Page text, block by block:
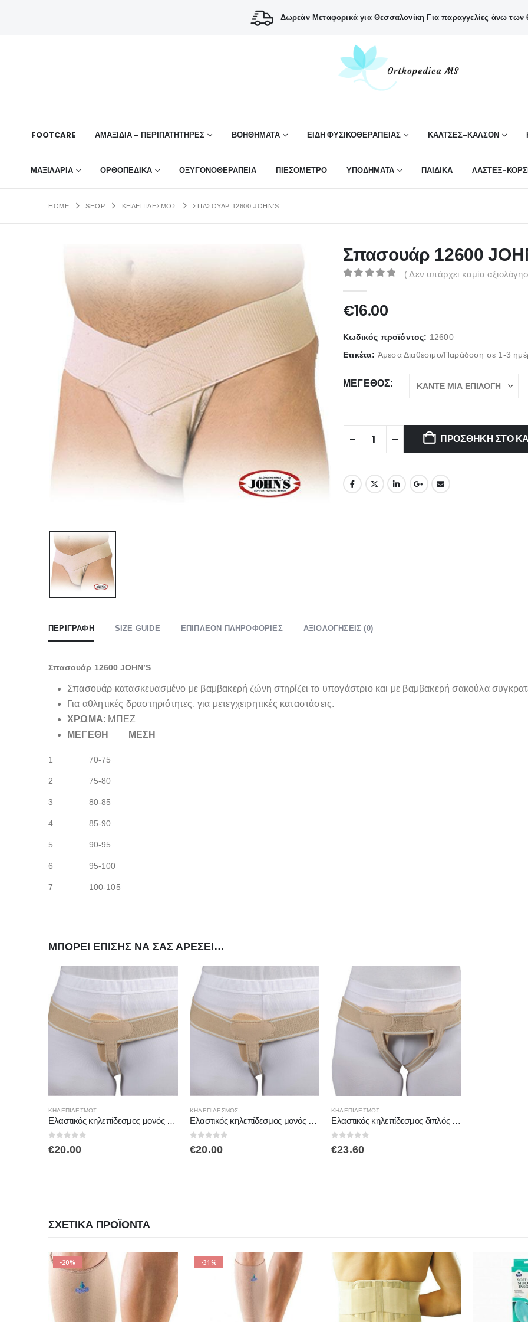
Δωρεάν Μεταφορικά για Θεσσαλονίκη Για παραγγελίες άνω των
FOOTCARE ΑΜΑΞΙΔΙΑ – ΠΕΡΙΠΑΤΗΤΗΡΕΣ ΒΟΗΘΉΜΑΤΑ ΕΙΔΗ ΦΥΣΙΚΟΘΕΡΑΠΕΙΑΣ ΚΑΛΤΣΕΣ-ΚΑΛΣΟΝ
ΜΑΞΙΛΑΡΙΑ ΟΡΘΟΠΕΔΙΚΆ ΟΞΥΓΟΝΟΘΕΡΑΠΕΙΑ ΠΙΕΣΟΜΕΤΡΟ ΥΠΟΔΗΜΑΤΑ ΠΑΙΔΙΚΑ ΛΑΣΤΕΞ-
HOME SHOP ΚΗΛΕΠΙΔΕΣΜΟΣ ΣΠΑΣΟΥΆΡ 12600 JOHN’S
Σπασουάρ 12600
( Δεν υπάρχει καμία
€16.00
Κωδικός προϊόντος: 12600
Ετικέτα: Άμεσα Διαθέσιμο/Παράδοση σε 1-3
ΜΈΓΕΘΟΣ
ΠΡΟΣΘΉΚΗ ΣΤΟ
ΠΕΡΙΓΡΑΦΉ SIZE GUIDE ΕΠΙΠΛΈΟΝ ΠΛΗΡΟΦΟΡΊΕΣ ΑΞΙΟΛΟΓΉΣΕΙΣ (0)
Σπασουάρ 12600 JOHN’S
Σπασουάρ κατασκευασμένο με βαμβακερή ζώνη στηρίζει το υπογάστριο και με βαμβακερή σακούλα
Για αθλητικές δραστηριότητες, για μετεγχειρητικές καταστάσεις.
ΧΡΩΜΑ: ΜΠΕΖ
ΜΕΓΕΘΗ ΜΕΣΗ
1 70-75
2 75-80
3 80-85
4 85-90
5 90-95
6 95-100
7 100-105
ΜΠΟΡΕΊ ΕΠΊΣΗΣ ΝΑ ΣΑΣ ΑΡΈΣΕΙ…
ΚΗΛΕΠΙΔΕΣΜΟΣ
Ελαστικός κηλεπίδεσμος μονός με PAD left MB5000
€20.00
ΚΗΛΕΠΙΔΕΣΜΟΣ
Ελαστικός κηλεπίδεσμος μονός με PAD ΔΕΞΙ MB5000
€20.00
ΚΗΛΕΠΙΔΕΣΜΟΣ
Ελαστικός κηλεπίδεσμος διπλός με PAD MB5100 MEDICAL BRACE
€23.60
ΣΧΕΤΙΚΆ ΠΡΟΪΌΝΤΑ
-31%